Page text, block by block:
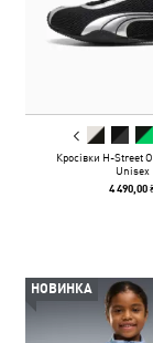
Кросівки H-Street
Unisex
4 490,00
НОВИНКА